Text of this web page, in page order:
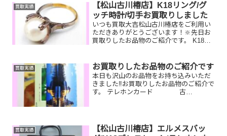
買取実績
【松山古川椿店】K18リング/グ
ッチ時計/切手お買取りしました
いつも買取大吉松山古川椿店をご利用い
ただきありがとうございます！🔆先日お
買取りしたお品物のご紹介です。 K18パ
か？ぜひ買取大吉松山古川椿店にお査定
させてください！💫皆...
買取実績 お買取りしたお品物のご紹介です
本日も沢山のお品物をお持ち込みいただ
きました‼️お買取りしたお品物のご紹介で
す。 テレホンカード 古
ていただきますので是非気軽...
買取実績
【松山古川椿店】エルメスバッ